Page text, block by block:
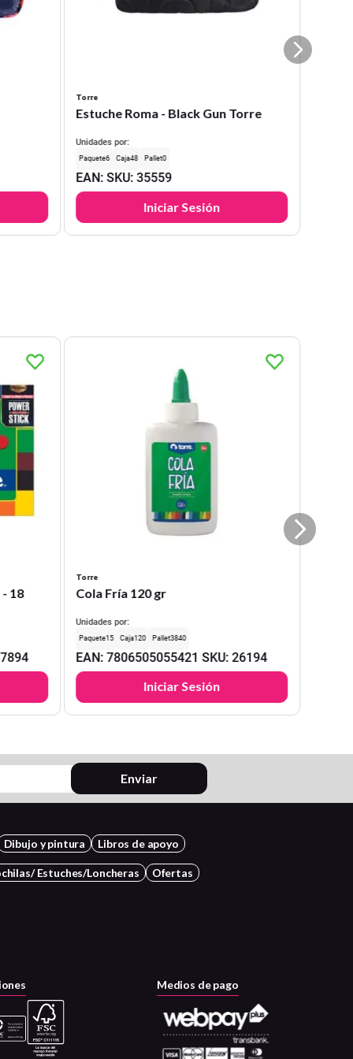
Torre
Estuche Roma - Black Gun Torre
Unidades por:
6 48 0
EAN: SKU:35559
Iniciar Sesión
18
Torre
Cola Fría 120 gr
Unidades por:
15 120 3840
EAN:7806505055421 SKU:26194
Iniciar Sesión
Enviar
Dibujo y pintura Libros de apoyo
Estuches/Loncheras Ofertas
Medios de pago